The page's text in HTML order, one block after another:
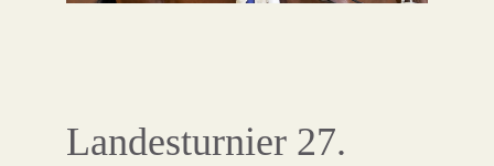
Landesturnier 27.